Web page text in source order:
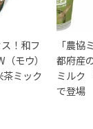
！和フ
モウ）
茶ミック
「農
都府産
ミルク
で登場